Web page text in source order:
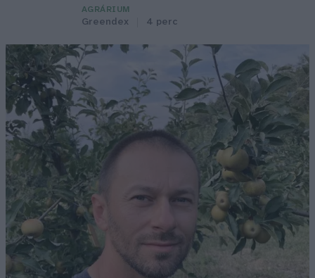
AGRÁRIUM
Greendex 4 perc